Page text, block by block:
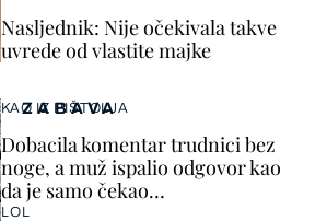
ZABAVA
KAO IZ PIŠTOLJA
Dobacila komentar trudnici bez
noge, a muž ispalio odgovor kao
da je samo čekao…
LOL
Nasljednik: Nije očekivala takve
uvrede od vlastite majke